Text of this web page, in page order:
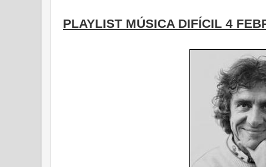
PLAYLIST MÚSICA DIFÍCIL 4